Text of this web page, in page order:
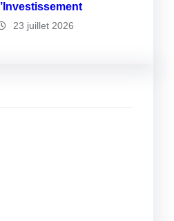
l’Investissement
23 juillet 2026